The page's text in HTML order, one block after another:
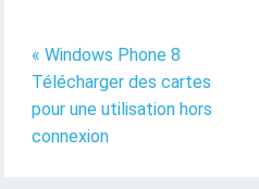
« Windows Phone 8
Télécharger des cartes
pour une utilisation hors
connexion